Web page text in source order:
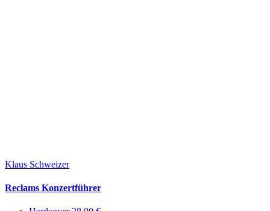
Klaus Schweizer
Reclams Konzertführer